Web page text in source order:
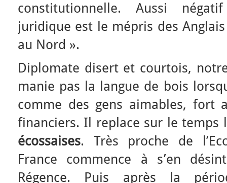
constitutionnelle. Aussi
juridique est le mépris des
au Nord ».
Diplomate disert et courtois,
manie pas la langue de bois
comme des gens aimables, fort
financiers. Il replace sur le temps
écossaises. Très proche de
France commence à s’en
Régence. Puis après la